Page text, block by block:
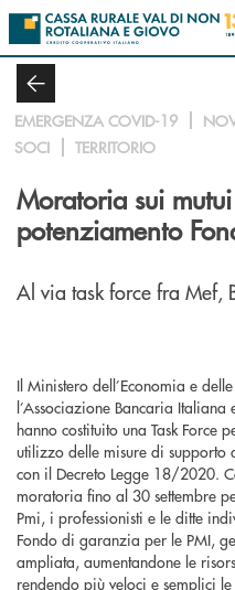
Salta al contenuto principale
EMERGENZA COVID-19
SOCI
TERRITORIO
Moratoria sui
potenziamento
Al via task force fra Mef,
Il Ministero dell’Economia e
l’Associazione Bancaria
hanno costituito una Task Force
utilizzo delle misure di
con il Decreto Legge 18/2020.
moratoria fino al 30 settembre
Pmi, i professionisti e le ditte
Fondo di garanzia per le PMI,
ampliata, aumentandone le
rendendo più veloci e semplici